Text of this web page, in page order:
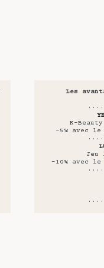
Les
K-
-5% avec le
Jeu
-10% avec le